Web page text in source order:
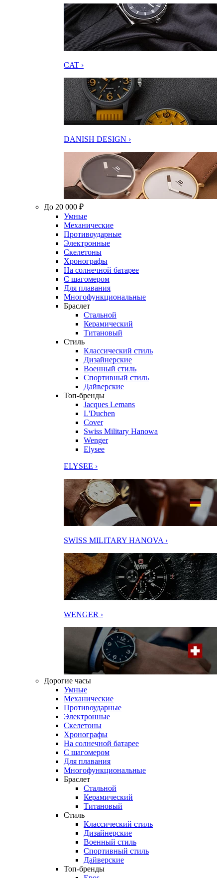
CAT ›
DANISH DESIGN ›
До 20 000 ₽
Умные
Механические
Противоударные
Электронные
Скелетоны
Хронографы
На солнечной батарее
С шагомером
Для плавания
Многофункциональные
Браслет
Стальной
Керамический
Титановый
Стиль
Классический стиль
Дизайнерские
Военный стиль
Спортивный стиль
Дайверские
Топ-бренды
Jacques Lemans
L'Duchen
Cover
Swiss Military Hanowa
Wenger
Elysee
ELYSEE ›
SWISS MILITARY HANOVA ›
WENGER ›
Дорогие часы
Умные
Механические
Противоударные
Электронные
Скелетоны
Хронографы
На солнечной батарее
С шагомером
Для плавания
Многофункциональные
Браслет
Стальной
Керамический
Титановый
Стиль
Классический стиль
Дизайнерские
Военный стиль
Спортивный стиль
Дайверские
Топ-бренды